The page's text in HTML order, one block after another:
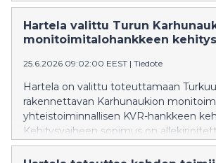
laajan palveluympäristön arjen tueksi.
Hartela valittu Turun
monitoimitalohankkeen
25.6.2026 09:02:00 EEST | Tiedote
Hartela on valittu toteuttamaan
rakennettavan Karhunaukion
yhteistoiminnallisen KVR-hankkeen
Kehitysvaiheen sopimus on
2026.